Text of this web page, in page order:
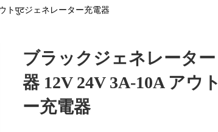
トपुटジェネレーター充電器
ブラックジェネレータ
器 12V 24V 3A-10A アウ
ー充電器